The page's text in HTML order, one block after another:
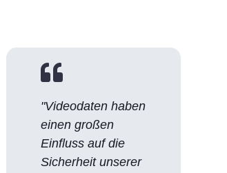

"Videodaten haben
einen großen
Einfluss auf die
Sicherheit unserer